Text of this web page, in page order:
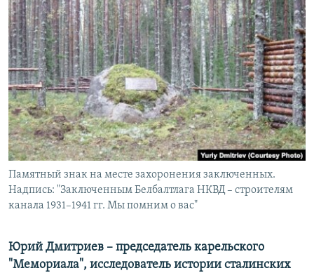
ПОДПИШИТЕСЬ НА РАССЫЛКУ
СОЦИАЛЬНЫЕ СЕТИ
Все сайты РСЕ/РС
Памятный знак на месте захоронения заключенных.
Надпись: "Заключенным Белбалтлага НКВД – строителям
канала 1931–1941 гг. Мы помним о вас"
Юрий Дмитриев – председатель карельского
"Мемориала", исследователь истории сталинских